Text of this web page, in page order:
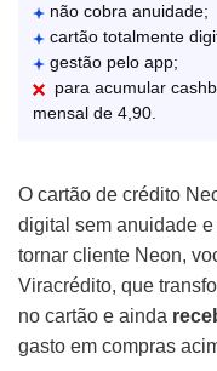
não cobra anuidade;
cartão totalmente
gestão pelo app;
para acumular
mensal de 4,90.
O cartão de crédito
digital sem anuidade
tornar cliente Neon,
Viracrédito, que
no cartão e ainda
gasto em compras